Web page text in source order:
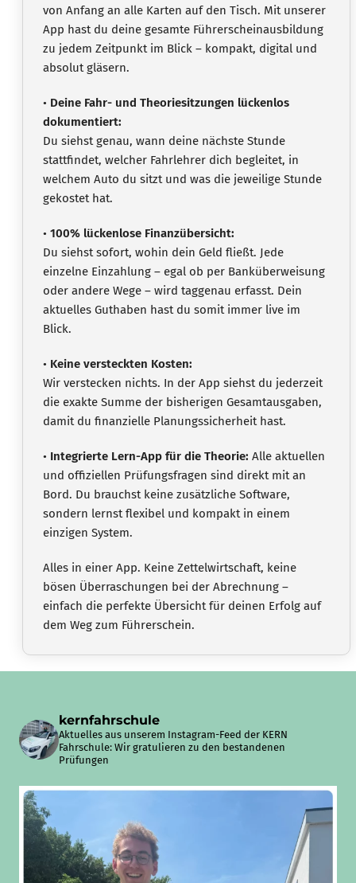
von Anfang an alle Karten auf den Tisch. Mit unserer
App hast du deine gesamte Führerscheinausbildung
zu jedem Zeitpunkt im Blick – kompakt, digital und
absolut gläsern.
• Deine Fahr- und Theoriesitzungen lückenlos
dokumentiert:
Du siehst genau, wann deine nächste Stunde
stattfindet, welcher Fahrlehrer dich begleitet, in
welchem Auto du sitzt und was die jeweilige Stunde
gekostet hat.
• 100% lückenlose Finanzübersicht:
Du siehst sofort, wohin dein Geld fließt. Jede
einzelne Einzahlung – egal ob per Banküberweisung
oder andere Wege – wird taggenau erfasst. Dein
aktuelles Guthaben hast du somit immer live im
Blick.
• Keine versteckten Kosten:
Wir verstecken nichts. In der App siehst du jederzeit
die exakte Summe der bisherigen Gesamtausgaben,
damit du finanzielle Planungssicherheit hast.
• Integrierte Lern-App für die Theorie: Alle aktuellen
und offiziellen Prüfungsfragen sind direkt mit an
Bord. Du brauchst keine zusätzliche Software,
sondern lernst flexibel und kompakt in einem
einzigen System.
Alles in einer App. Keine Zettelwirtschaft, keine
bösen Überraschungen bei der Abrechnung –
einfach die perfekte Übersicht für deinen Erfolg auf
dem Weg zum Führerschein.
kernfahrschule
Aktuelles aus unserem Instagram-Feed der KERN
Fahrschule: Wir gratulieren zu den bestandenen
Prüfungen